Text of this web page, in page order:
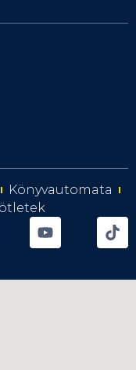
Könyvautomata